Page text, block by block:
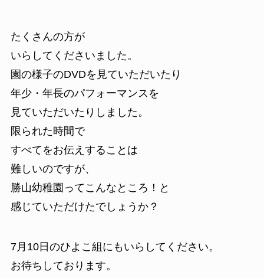
たくさんの方が
いらしてくださいました。
園の様子のDVDを見ていただいたり
年少・年長のパフォーマンスを
見ていただいたりしました。
限られた時間で
すべてをお伝えすることは
難しいのですが、
勝山幼稚園ってこんなところ！と
感じていただけたでしょうか？
7月10日のひよこ組にもいらしてください。
お待ちしております。